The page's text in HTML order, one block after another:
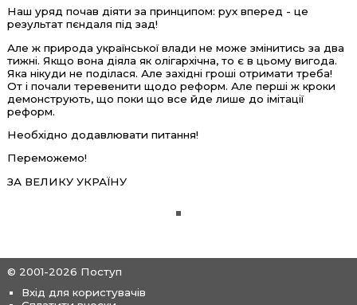
Наш уряд почав діяти за принципом: рух вперед - це
результат пєндаля під зад!
Але ж природа української влади не може змінитись за два
тижні. Якщо вона діяла як олігархічна, то є в цьому вигода.
Яка нікуди не поділася. Але західні гроші отримати треба!
От і почали теревенити щодо реформ. Але перші ж кроки
демонструють, що поки що все йде лише до імітації
реформ.
Необхідно додавлювати питання!
Переможемо!
ЗА ВЕЛИКУ УКРАЇНУ
© 2001-2026 Поступ
Вхід для користувачів